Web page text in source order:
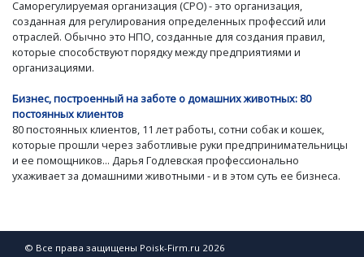
Саморегулируемая организация (СРО) - это организация,
созданная для регулирования определенных профессий или
отраслей. Обычно это НПО, созданные для создания правил,
которые способствуют порядку между предприятиями и
организациями.
Бизнес, построенный на заботе о домашних животных: 80
постоянных клиентов
80 постоянных клиентов, 11 лет работы, сотни собак и кошек,
которые прошли через заботливые руки предпринимательницы
и ее помощников... Дарья Годлевская профессионально
ухаживает за домашними животными - и в этом суть ее бизнеса.
© Все права защищены Poisk-Firm.ru 2026